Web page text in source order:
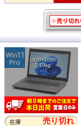
1920×1080
3.19kg
在庫 売り切れ